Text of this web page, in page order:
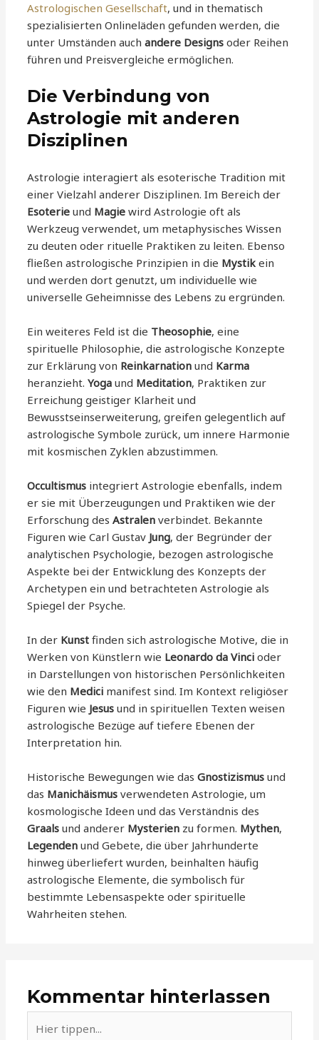
Astrologischen Gesellschaft, und in thematisch
spezialisierten Onlineläden gefunden werden, die
unter Umständen auchandere Designs oder Reihen
führen und Preisvergleiche ermöglichen.
Die Verbindung von
Astrologie mit anderen
Disziplinen
Astrologie interagiert als esoterische Tradition mit
einer Vielzahl anderer Disziplinen. Im Bereich der
Esoterie und Magie wird Astrologie oft als
Werkzeug verwendet, um metaphysisches Wissen
zu deuten oder rituelle Praktiken zu leiten. Ebenso
fließen astrologische Prinzipien in die Mystik ein
und werden dort genutzt, um individuelle wie
universelle Geheimnisse des Lebens zu ergründen.
Ein weiteres Feld ist die Theosophie, eine
spirituelle Philosophie, die astrologische Konzepte
zur Erklärung von Reinkarnation und Karma
heranzieht.Yoga und Meditation, Praktiken zur
Erreichung geistiger Klarheit und
Bewusstseinserweiterung, greifen gelegentlich auf
astrologische Symbole zurück, um innere Harmonie
mit kosmischen Zyklen abzustimmen.
Occultismus integriert Astrologie ebenfalls, indem
er sie mit Überzeugungen und Praktiken wie der
Erforschung desAstralen verbindet. Bekannte
Figuren wie Carl Gustav Jung, der Begründer der
analytischen Psychologie, bezogen astrologische
Aspekte bei der Entwicklung des Konzepts der
Archetypen ein und betrachteten Astrologie als
Spiegel der Psyche.
In der Kunst finden sich astrologische Motive, die in
Werken von Künstlern wie Leonardo da Vinci oder
in Darstellungen von historischen Persönlichkeiten
wie den Medici manifest sind. Im Kontext religiöser
Figuren wie Jesus und in spirituellen Texten weisen
astrologische Bezüge auf tiefere Ebenen der
Interpretation hin.
Historische Bewegungen wie dasGnostizismus und
das Manichäismus verwendeten Astrologie, um
kosmologische Ideen und das Verständnis des
Graals und anderer Mysterien zu formen. Mythen,
Legenden und Gebete, die über Jahrhunderte
hinweg überliefert wurden, beinhalten häufig
astrologische Elemente, die symbolisch für
bestimmte Lebensaspekte oder spirituelle
Wahrheiten stehen.
Kommentar hinterlassen
tippen...